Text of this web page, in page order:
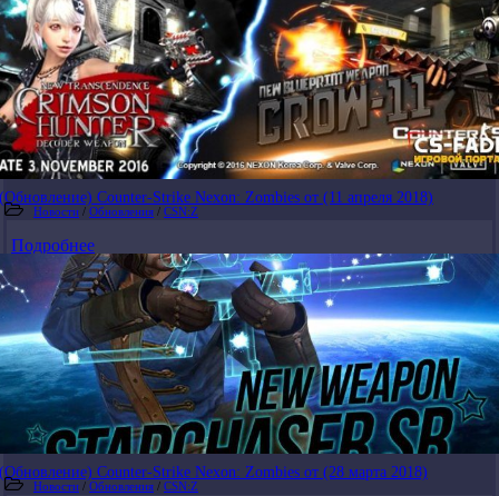
(Обновление) Counter-Strike Nexon: Zombies от (11 апреля 2018)
Новости / Обновления / CSN:Z
Подробнее
(Обновление) Counter-Strike Nexon: Zombies от (28 марта 2018)
Новости / Обновления / CSN:Z